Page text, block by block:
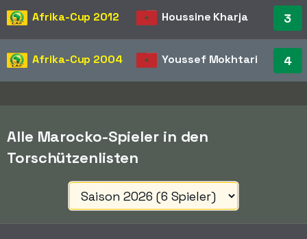
Afrika-Cup 2012 Houssine Kharja 3
Afrika-Cup 2004 Youssef Mokhtari 4
Alle Marocko-Spieler in den
Torschützenlisten